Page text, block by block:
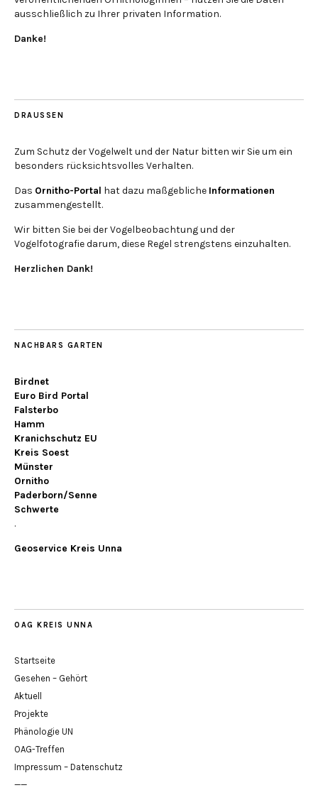
ausschließlich zu Ihrer privaten Information.
Danke!
DRAUSSEN
Zum Schutz der Vogelwelt und der Natur bitten wir Sie um ein
besonders rücksichtsvolles Verhalten.
Das Ornitho-Portal hat dazu maßgebliche Informationen
zusammengestellt.
Wir bitten Sie bei der Vogelbeobachtung und der
Vogelfotografie darum, diese Regel strengstens einzuhalten.
Herzlichen Dank!
NACHBARS GARTEN
Birdnet
Euro Bird Portal
Falsterbo
Hamm
Kranichschutz EU
Kreis Soest
Münster
Ornitho
Paderborn/Senne
Schwerte
.
Geoservice Kreis Unna
OAG KREIS UNNA
Startseite
Gesehen – Gehört
Aktuell
Projekte
Phänologie UN
OAG-Treffen
Impressum – Datenschutz
——